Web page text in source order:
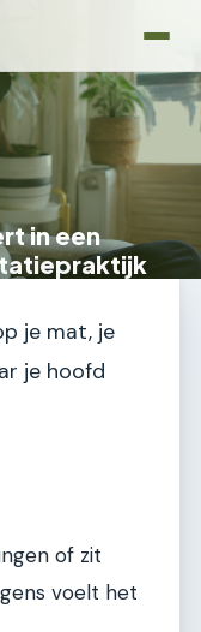
in een
je mat, je
je hoofd
of zit
voelt het